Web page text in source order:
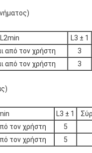
L2min L3 ± 1
από τον χρήστη 3
από τον χρήστη 3
L3 ± 1
τον χρήστη 5
τον χρήστη 5